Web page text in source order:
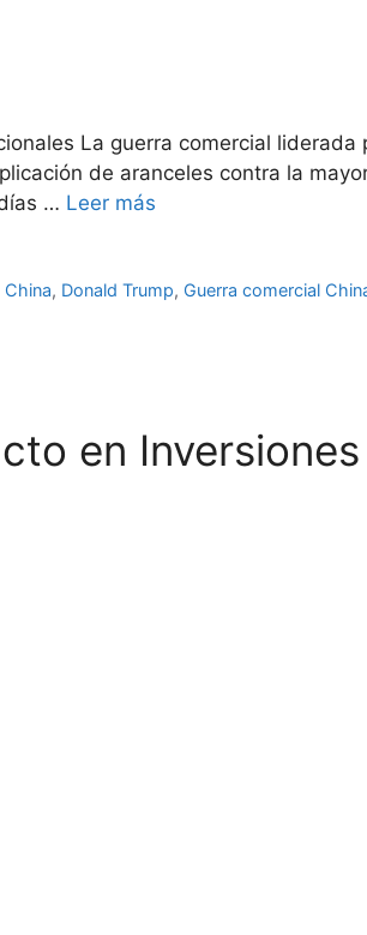
La guerra comercial
de aranceles contra la
… Leer más
China, Donald Trump, Guerra comercial
en